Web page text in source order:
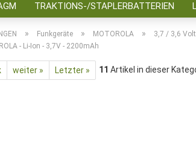
TRAKTIONS-/STAPLERBATTERIEN
» Funkgeräte » MOTOROLA » 3,7 / 3,6 Volt
- Li-Ion - 3,7V - 2200mAh
weiter » Letzter » 11 Artikel in dieser